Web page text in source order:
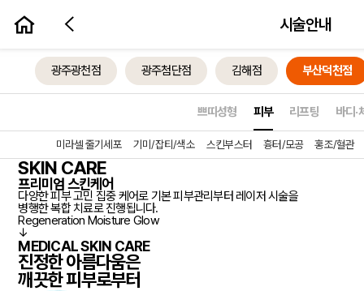
시술안내
광주광천점 광주첨단점 김해점 부산덕천점
쁘띠성형 피부 리프팅 바디·
미라셀 줄기세포 기미/잡티/색소 스킨부스터 흉터/모공 홍조/혈관
prev
시술예약하기
프리미엄 스킨케어
HOT
개인별 피부타입과 상태에 따라 맞춤형으로 피부 고민을 개선합니다.
MIMISOME SKINPREMIUM
PREMIUM
SKIN CARE
프리미엄 스킨케어
다양한 피부 고민 집중 케어로 기본 피부관리부터 레이저 시술을
병행한 복합 치료로 진행됩니다.
Regeneration Moisture Glow
↓
MEDICAL SKIN CARE
진정한 아름다움은
깨끗한 피부로부터